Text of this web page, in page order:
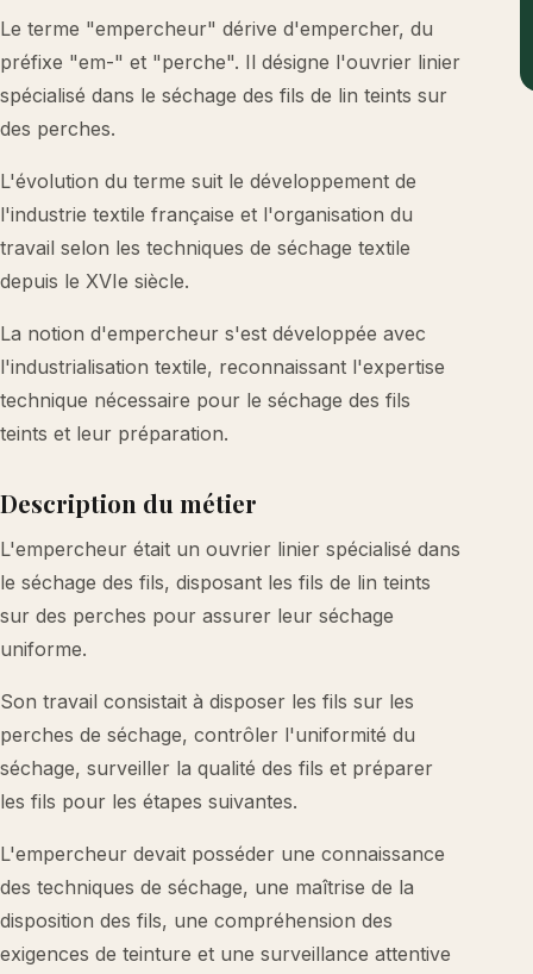
Le terme "empercheur" dérive d'empercher, du
préfixe "em-" et "perche". Il désigne l'ouvrier linier
spécialisé dans le séchage des fils de lin teints sur
des perches.
L'évolution du terme suit le développement de
l'industrie textile française et l'organisation du
travail selon les techniques de séchage textile
depuis le XVIe siècle.
La notion d'empercheur s'est développée avec
l'industrialisation textile, reconnaissant l'expertise
technique nécessaire pour le séchage des fils
teints et leur préparation.
Description du métier
L'empercheur était un ouvrier linier spécialisé dans
le séchage des fils, disposant les fils de lin teints
sur des perches pour assurer leur séchage
uniforme.
Son travail consistait à disposer les fils sur les
perches de séchage, contrôler l'uniformité du
séchage, surveiller la qualité des fils et préparer
les fils pour les étapes suivantes.
L'empercheur devait posséder une connaissance
des techniques de séchage, une maîtrise de la
disposition des fils, une compréhension des
exigences de teinture et une surveillance attentive